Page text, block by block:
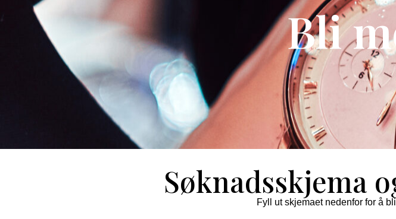
Bli
Søknadsskjema
Fyll ut skjemaet nedenfor for å